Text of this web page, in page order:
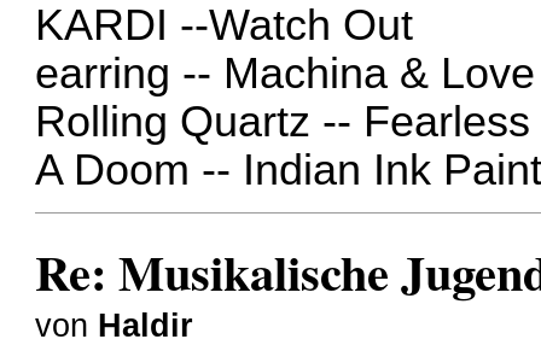
KARDI --Watch Out
earring -- Machina &
Rolling Quartz -- Fearless
A Doom -- Indian Ink
Re: Musikalische
von Haldir